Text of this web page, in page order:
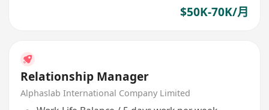
$50K-70K/月
Relationship Manager
Alphaslab International Company Limited